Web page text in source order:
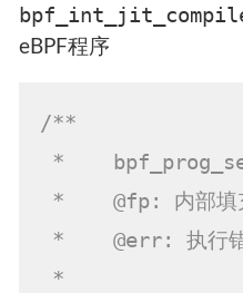
eBPF程序
/**
*
*    @fp: 内部填
*    @err: 执行错
*